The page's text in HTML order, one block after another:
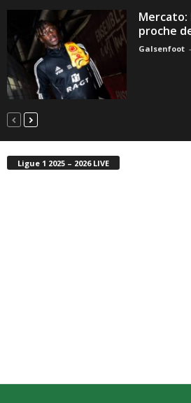
proche
Galsenfoot -
Ligue 1 2025 – 2026 LIVE